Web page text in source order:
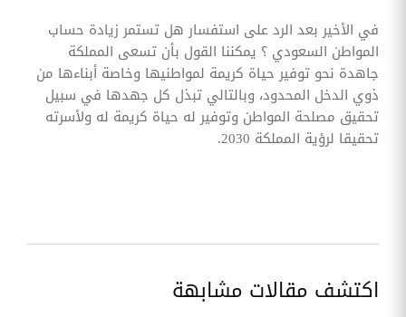
في الأخير بعد الرد على استفسار هل تستمر زيادة حساب
المواطن السعودي ؟ يمكننا القول بأن تسعى المملكة
جاهدة نحو توفير حياة كريمة لمواطنيها وخاصة أبناءها من
ذوي الدخل المحدود، وبالتالي تبذل كل جهدها في سبيل
تحقيق مصلحة المواطن وتوفير له حياة كريمة له ولأسرته
تحقيقا لرؤية المملكة 2030.
اكتشف مقالات مشابهة